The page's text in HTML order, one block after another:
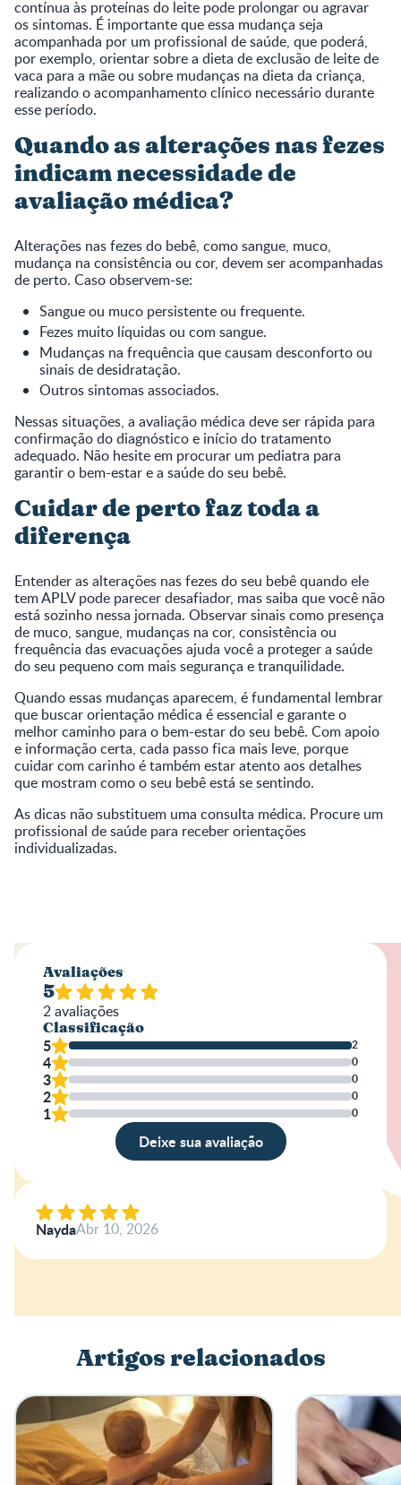
contínua às proteínas do leite pode prolongar ou agravar
os sintomas. É importante que essa mudança seja
acompanhada por um profissional de saúde, que poderá,
por exemplo, orientar sobre a dieta de exclusão de leite de
vaca para a mãe ou sobre mudanças na dieta da criança,
realizando o acompanhamento clínico necessário durante
esse período.
Quando as alterações nas fezes
indicam necessidade de
avaliação médica?
Alterações nas fezes do bebê, como sangue, muco,
mudança na consistência ou cor, devem ser acompanhadas
de perto. Caso observem-se:
Sangue ou muco persistente ou frequente.
Fezes muito líquidas ou com sangue.
Mudanças na frequência que causam desconforto ou
sinais de desidratação.
Outros sintomas associados.
Nessas situações, a avaliação médica deve ser rápida para
confirmação do diagnóstico e início do tratamento
adequado. Não hesite em procurar um pediatra para
garantir o bem-estar e a saúde do seu bebê.
Cuidar de perto faz toda a
diferença
Entender as alterações nas fezes do seu bebê quando ele
tem APLV pode parecer desafiador, mas saiba que você não
está sozinho nessa jornada. Observar sinais como presença
de muco, sangue, mudanças na cor, consistência ou
frequência das evacuações ajuda você a proteger a saúde
do seu pequeno com mais segurança e tranquilidade.
Quando essas mudanças aparecem, é fundamental lembrar
que buscar orientação médica é essencial e garante o
melhor caminho para o bem-estar do seu bebê. Com apoio
e informação certa, cada passo fica mais leve, porque
cuidar com carinho é também estar atento aos detalhes
que mostram como o seu bebê está se sentindo.
As dicas não substituem uma consulta médica. Procure um
profissional de saúde para receber orientações
individualizadas.
Avaliações
5
2avaliações
Classificação
5 2
4 0
3 0
2 0
1 0
Deixe sua avaliação
Nome
NaydaAbr 10, 2026
Artigos relacionados